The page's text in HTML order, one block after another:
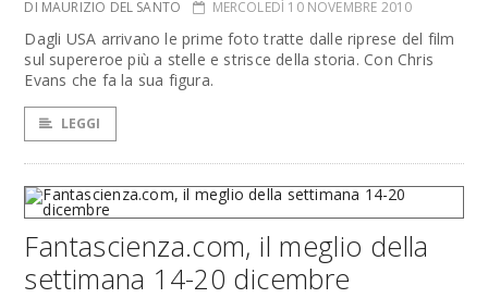
DI MAURIZIO DEL SANTO MERCOLEDÌ 10 NOVEMBRE 2010
Dagli USA arrivano le prime foto tratte dalle riprese del film
sul supereroe più a stelle e strisce della storia. Con Chris
Evans che fa la sua figura.
LEGGI
Fantascienza.com, il meglio della
settimana 14-20 dicembre